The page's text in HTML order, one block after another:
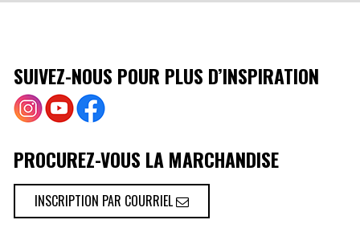
SUIVEZ-NOUS POUR PLUS D’INSPIRATION
PROCUREZ-VOUS LA MARCHANDISE
INSCRIPTION PAR COURRIEL